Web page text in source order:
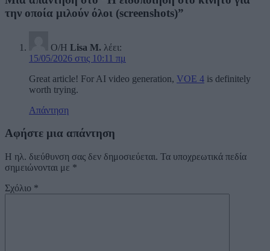
την οποία μιλούν όλοι (screenshots)”
Ο/Η Lisa M. λέει:
15/05/2026 στις 10:11 πμ
Great article! For AI video generation, VOE 4 is definitely
worth trying.
Απάντηση
Αφήστε μια απάντηση
Η ηλ. διεύθυνση σας δεν δημοσιεύεται. Τα υποχρεωτικά πεδία
σημειώνονται με *
Σχόλιο *